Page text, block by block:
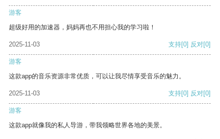
游客
超级好用的加速器，妈妈再也不用担心我的学习啦！
2025-11-03 支持[0] 反对[0]
游客
这款app的音乐资源非常优质，可以让我尽情享受音乐的魅力。
2025-11-03 支持[0] 反对[0]
游客
这款app就像我的私人导游，带我领略世界各地的美景。